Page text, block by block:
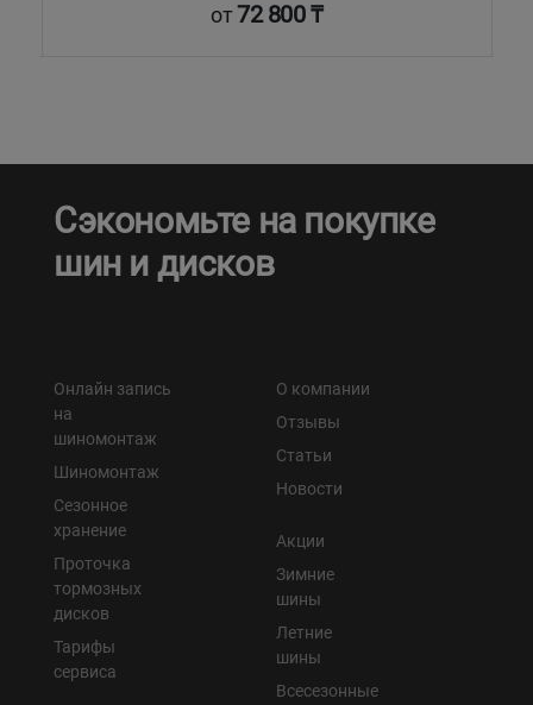
от72 800 ₸
Сэкономьте на покупке
шин и дисков
Онлайн запись
на
шиномонтаж
Шиномонтаж
Сезонное
хранение
Проточка
тормозных
дисков
Тарифы
сервиса
О компании
Отзывы
Статьи
Новости
Акции
Зимние
шины
Летние
шины
Всесезонные